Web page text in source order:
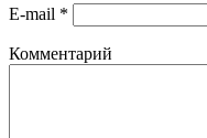
E-mail *
Комментарий